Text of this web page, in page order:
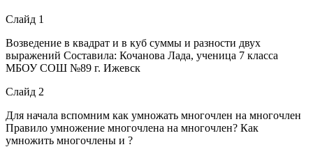
Слайд 1
Возведение в квадрат и в куб суммы и разности двух
выражений Составила: Кочанова Лада, ученица 7 класса
МБОУ СОШ №89 г. Ижевск
Слайд 2
Для начала вспомним как умножать многочлен на многочлен
Правило умножение многочлена на многочлен? Как
умножить многочлены и ?